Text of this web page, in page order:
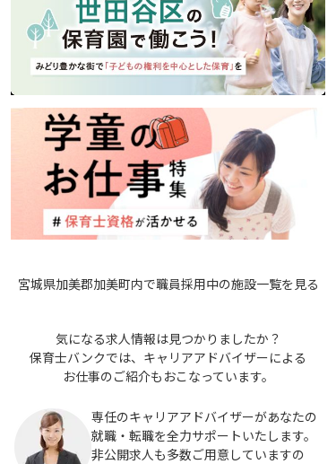
宮城県加美郡加美町内で職員採用中の施設一覧を見る
気になる求人情報は見つかりましたか？
保育士バンクでは、キャリアアドバイザーによる
お仕事のご紹介もおこなっています。
専任のキャリアアドバイザーがあなたの
就職・転職を全力サポートいたします。
非公開求人も多数ご用意していますの